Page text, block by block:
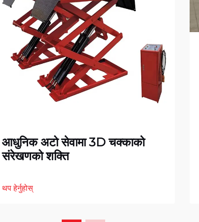
आधुनिक अटो सेवामा 3D चक्काको
संरेखणको शक्ति
थप हेर्नुहोस्